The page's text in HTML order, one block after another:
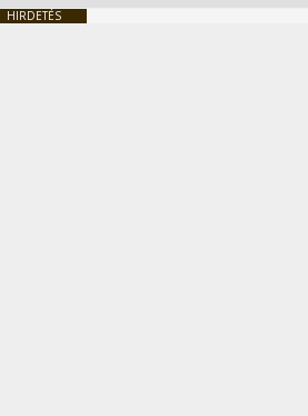
HIRDETÉS